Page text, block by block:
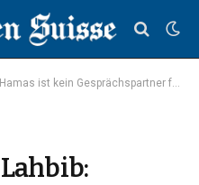
ist kein Gesprächspartner für uns“